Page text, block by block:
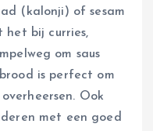
(kalonji) of sesam
het bij curries,
om saus
is perfect om
Ook
met een goed